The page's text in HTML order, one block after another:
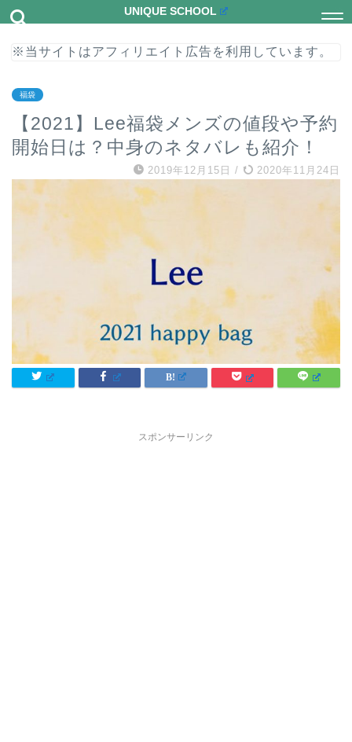
UNIQUE SCHOOL
※当サイトはアフィリエイト広告を利用しています。
福袋
【2021】Lee福袋メンズの値段や予約
開始日は？中身のネタバレも紹介！
2019年12月15日 / 2020年11月24日
スポンサーリンク